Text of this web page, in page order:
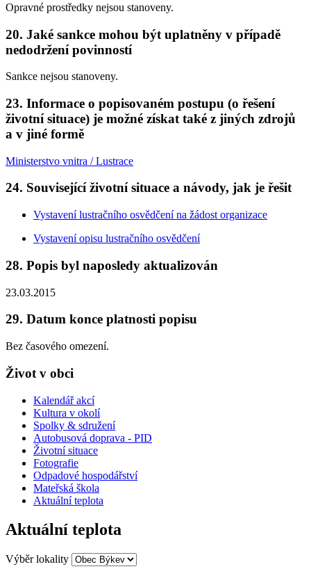
Opravné prostředky nejsou stanoveny.
20. Jaké sankce mohou být uplatněny v případě
nedodržení povinností
Sankce nejsou stanoveny.
23. Informace o popisovaném postupu (o řešení
životní situace) je možné získat také z jiných zdrojů
a v jiné formě
Ministerstvo vnitra / Lustrace
24. Související životní situace a návody, jak je řešit
Vystavení lustračního osvědčení na žádost organizace
Vystavení opisu lustračního osvědčení
28. Popis byl naposledy aktualizován
23.03.2015
29. Datum konce platnosti popisu
Bez časového omezení.
Život v obci
Kalendář akcí
Kultura v okolí
Spolky & sdružení
Autobusová doprava - PID
Životní situace
Fotografie
Odpadové hospodářství
Mateřská škola
Aktuální teplota
Aktuální teplota
Výběr lokality